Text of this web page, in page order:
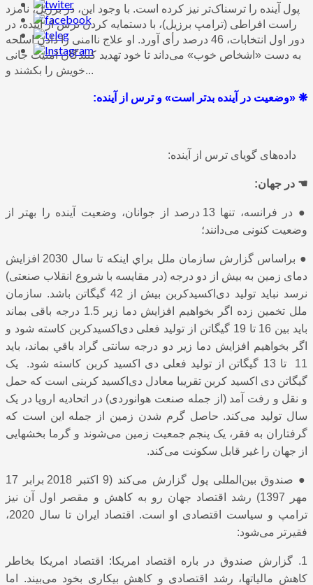
پول آینده را ترسناک‌تر نیز کرده‌ است. با وجود این، در برزیل، نامزد
راست افراطی (ترامپ برزیل)، با دستمایه کردن ترس از آینده، در
دور اول انتخابات، 46 درصد رأی آورد. او علاج ناامنی را دادن اسلحه
به دست «اشخاص خوب» می‌داند تا خود تهدید کنندگان امنیت جانی
خویش را بکشند و...
❋ «وضعیت در آینده بدتر است» و ترس از آینده:
داده‌های گویای ترس از آینده:
☚ در جهان:
●
در فرانسه، تنها 13 درصد از جوانان، وضعیت آینده را بهتر از
وضعیت کنونی می‌دانند؛
●
براساس گزارش سازمان ملل براي اينكه تا سال 2030 افزایش
دمای زمین به بیش از دو درجه (در مقایسه با شروع انقلاب صنعتی)
نرسد نبايد تولید دی‌اکسید‌کربن بیش از 42 گیگاتن باشد. سازمان
ملل تخمین زده اگر بخواهيم افزایش دما زیر 1.5 درجه باقی بماند
باید بین 16 تا 19 گیگاتن از تولید فعلی دی‌اکسید‌کربن کاسته شود و
اگر بخواهیم افزایش دما زیر دو درجه سانتی گراد باقي بماند، باید
11 تا 13 گیگاتن از تولید فعلی دی اکسید کربن کاسته شود. یک
گیگاتن دی اکسید کربن تقریبا معادل دی‌اکسید کربنی است که حمل
و نقل و رفت آمد (از جمله صنعت هوانوردی) در اتحادیه اروپا در یک
سال تولید می‌کند. حاصل گرم شدن زمین از جمله این است که
گرفتاران به فقر، یک پنجم جمعیت زمین می‌شوند و گرما بخشهایی
از جهان را غیر قابل سکونت می‌کند.
●
صندوق بین‌المللی پول گزارش می‌کند (9 اکتبر 2018 برابر 17
مهر 1397) رشد اقتصاد جهان رو به کاهش و مقصر اول آن نیز
ترامپ و سیاست اقتصادی او است. اقتصاد ایران تا سال 2020،
فقیرتر می‌شود:
1. گزارش صندوق در باره اقتصاد امریکا: اقتصاد امریکا بخاطر
کاهش مالیاتها، رشد اقتصادی و کاهش بیکاری بخود می‌بیند. اما